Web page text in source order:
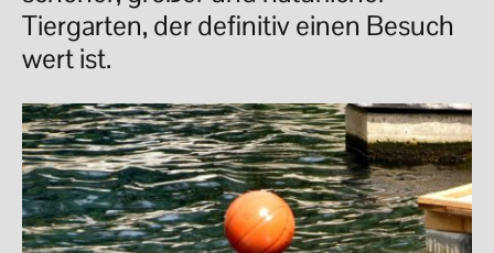
Tiergarten, der definitiv einen Besuch
wert ist.